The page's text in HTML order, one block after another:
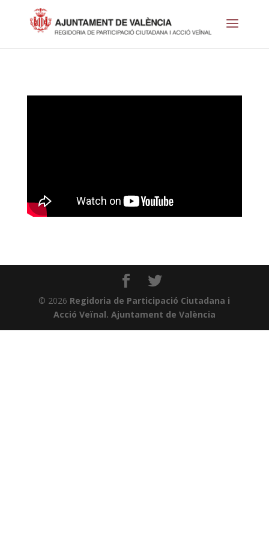
© 2026 Regidoria de Participació Ciutadana i
Acció Veïnal. Ajuntament de València